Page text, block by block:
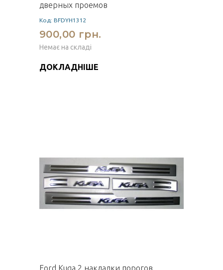
дверных проемов
Код: BFDYH1312
900,00 грн.
Немає на складі
ДОКЛАДНІШЕ
Ford Kuga 2 накладки порогов